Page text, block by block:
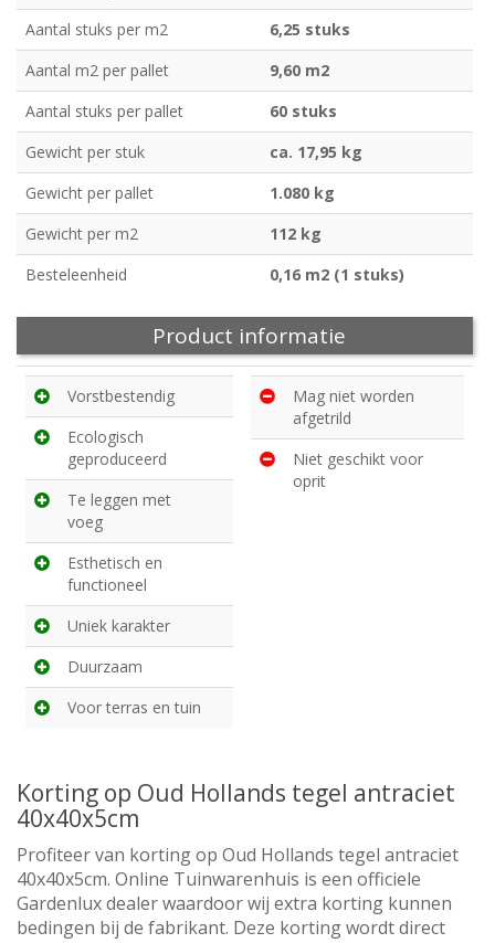
Aantal stuks per m2
6,25 stuks
Aantal m2 per pallet
9,60 m2
Aantal stuks per pallet
60 stuks
Gewicht per stuk
ca. 17,95 kg
Gewicht per pallet
1.080 kg
Gewicht per m2
112 kg
Besteleenheid
0,16 m2 (1 stuks)
Product informatie
Vorstbestendig
Ecologisch
geproduceerd
Te leggen met
voeg
Esthetisch en
functioneel
Uniek karakter
Duurzaam
Voor terras en tuin
Mag niet worden
afgetrild
Niet geschikt voor
oprit
Korting op Oud Hollands tegel antraciet
40x40x5cm
Profiteer van korting op Oud Hollands tegel antraciet
40x40x5cm. Online Tuinwarenhuis is een officiele
Gardenlux dealer waardoor wij extra korting kunnen
bedingen bij de fabrikant. Deze korting wordt direct